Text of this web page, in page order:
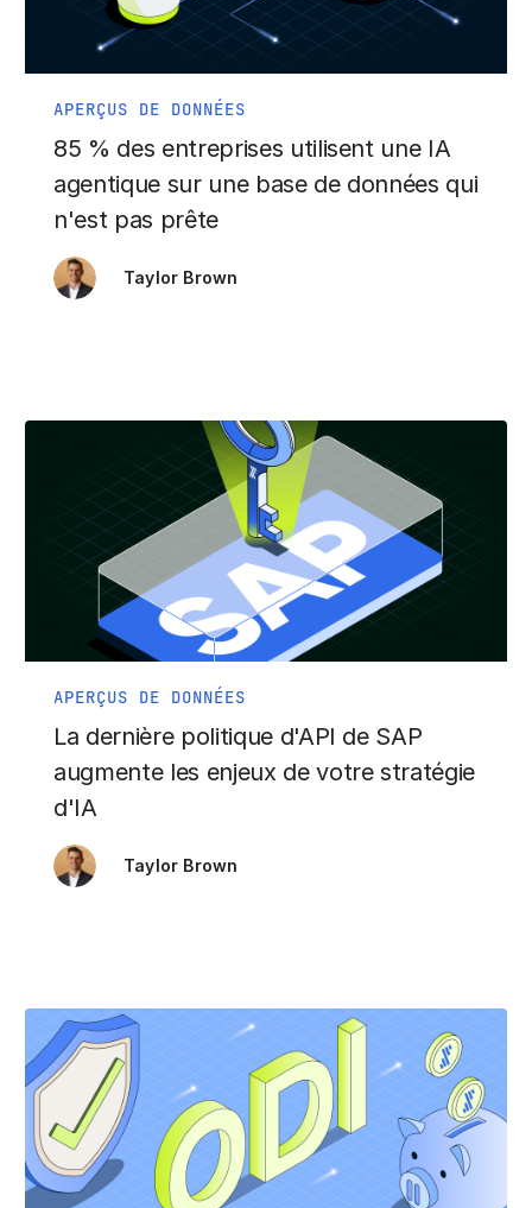
APERÇUS DE DONNÉES
85 % des entreprises utilisent une IA
agentique sur une base de données qui
n'est pas prête
Taylor Brown
APERÇUS DE DONNÉES
La dernière politique d'API de SAP
augmente les enjeux de votre stratégie
d'IA
Taylor Brown